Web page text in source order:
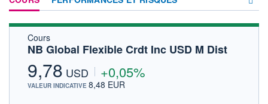
Cours
NB Global Flexible Crdt Inc USD M Dist
9,78 USD +0,05%
VALEUR INDICATIVE 8,48 EUR